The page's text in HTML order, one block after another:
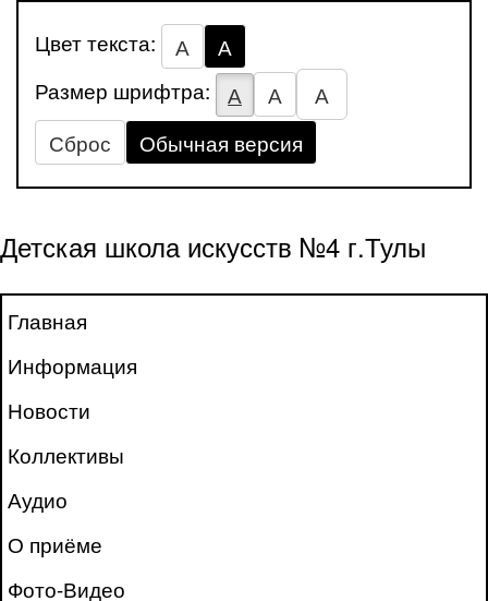
Цвет текста: А
А
Размер шрифтра:
А А
А
Сброс
Обычная версия
Детская школа искусств №4 г.Тулы
Главная
Информация
Новости
Коллективы
Аудио
О приёме
Фото-Видео